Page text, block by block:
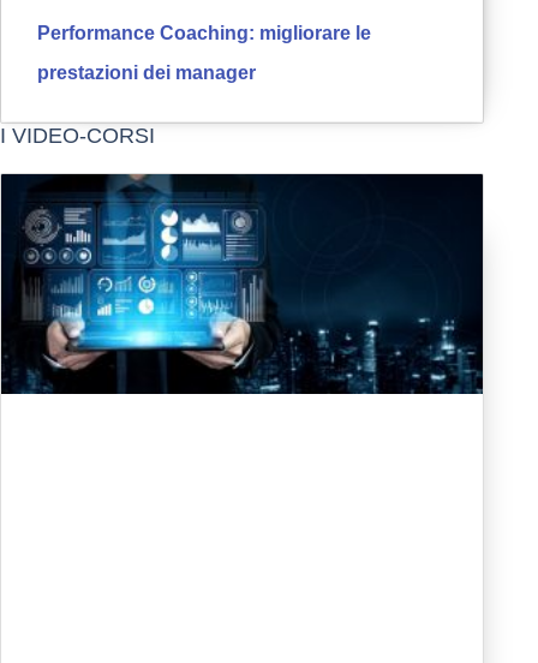
Performance Coaching: migliorare le
prestazioni dei manager
I VIDEO-CORSI